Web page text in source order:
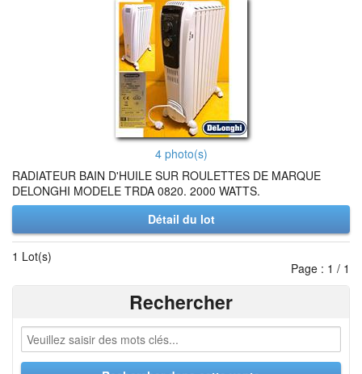
4 photo(s)
RADIATEUR BAIN D'HUILE SUR ROULETTES DE MARQUE
DELONGHI MODELE TRDA 0820. 2000 WATTS.
Détail du lot
1 Lot(s)
Page : 1 / 1
Rechercher